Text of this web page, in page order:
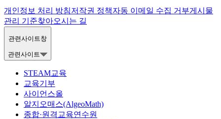
개인정보 처리 방침저작권 정책자동 이메일 수집 거부게시물
관리 기준찾아오시는 길
관련사이트창
관련사이트
STEAM교육
교육기부
사이언스올
알지오매스(AlgeoMath)
종합·원격교육연수원